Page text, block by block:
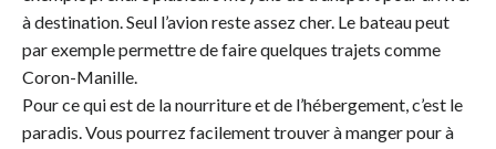
à destination. Seul l’avion reste assez cher. Le bateau peut
par exemple permettre de faire quelques trajets comme
Coron-Manille.
Pour ce qui est de la nourriture et de l’hébergement, c’est le
paradis. Vous pourrez facilement trouver à manger pour à